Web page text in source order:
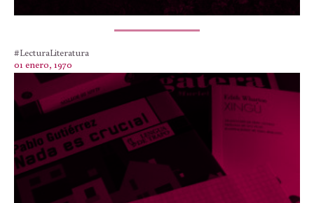
#LecturaLiteratura
01 enero, 1970